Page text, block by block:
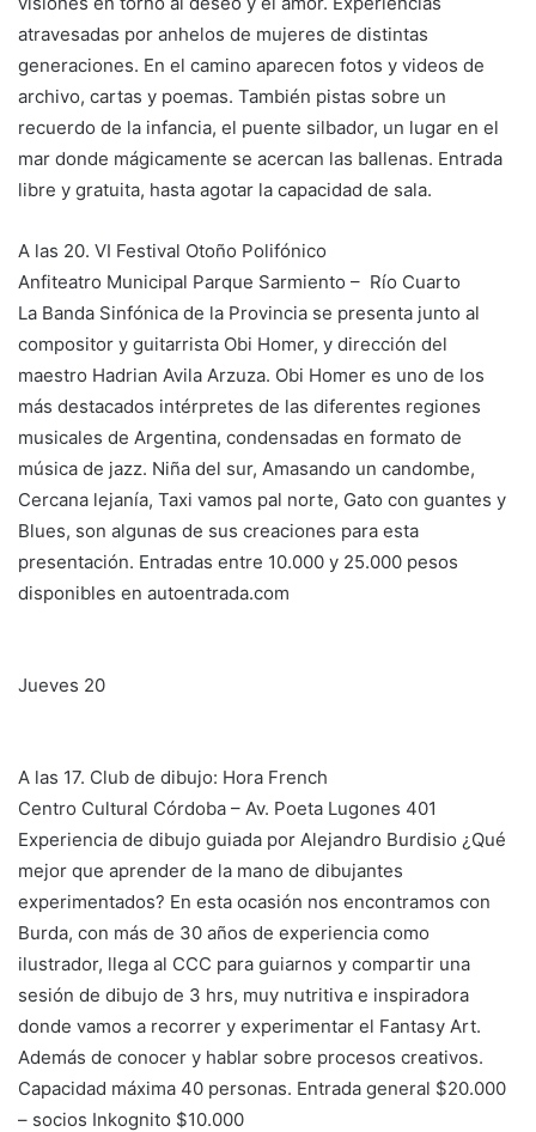
atravesadas por anhelos de mujeres de distintas
generaciones. En el camino aparecen fotos y videos de
archivo, cartas y poemas. También pistas sobre un
recuerdo de la infancia, el puente silbador, un lugar en el
mar donde mágicamente se acercan las ballenas. Entrada
libre y gratuita, hasta agotar la capacidad de sala.
A las 20. VI Festival Otoño Polifónico
Anfiteatro Municipal Parque Sarmiento – Río Cuarto
La Banda Sinfónica de la Provincia se presenta junto al
compositor y guitarrista Obi Homer, y dirección del
maestro Hadrian Avila Arzuza. Obi Homer es uno de los
más destacados intérpretes de las diferentes regiones
musicales de Argentina, condensadas en formato de
música de jazz. Niña del sur, Amasando un candombe,
Cercana lejanía, Taxi vamos pal norte, Gato con guantes y
Blues, son algunas de sus creaciones para esta
presentación. Entradas entre 10.000 y 25.000 pesos
disponibles en autoentrada.com
Jueves 20
A las 17. Club de dibujo: Hora French
Centro Cultural Córdoba – Av. Poeta Lugones 401
Experiencia de dibujo guiada por Alejandro Burdisio ¿Qué
mejor que aprender de la mano de dibujantes
experimentados? En esta ocasión nos encontramos con
Burda, con más de 30 años de experiencia como
ilustrador, llega al CCC para guiarnos y compartir una
sesión de dibujo de 3 hrs, muy nutritiva e inspiradora
donde vamos a recorrer y experimentar el Fantasy Art.
Además de conocer y hablar sobre procesos creativos.
Capacidad máxima 40 personas. Entrada general $20.000
– socios Inkognito $10.000